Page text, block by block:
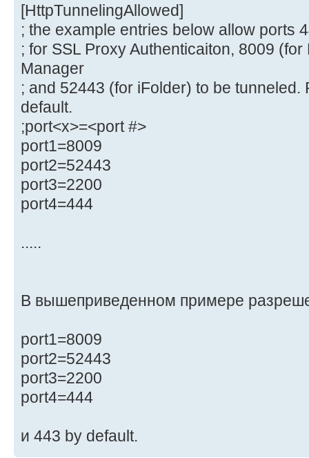
[HttpTunnelingAllowed]
; the example entries below allow ports
; for SSL Proxy Authenticaiton, 8009
Manager
; and 52443 (for iFolder) to be tunneled.
default.
;port<x>=<port #>
port1=8009
port2=52443
port3=2200
port4=444
.....
В вышеприведенном примере
port1=8009
port2=52443
port3=2200
port4=444
и 443 by default.